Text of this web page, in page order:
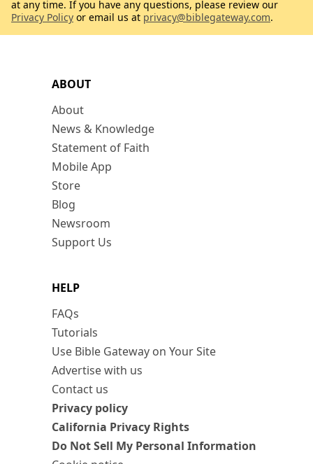
ABOUT
About
News & Knowledge
Statement of Faith
Mobile App
Store
Blog
Newsroom
Support Us
HELP
FAQs
Tutorials
Use Bible Gateway on Your Site
Advertise with us
Contact us
Privacy policy
California Privacy Rights
Do Not Sell My Personal Information
at any time. If you have any questions, please review our
Privacy Policy or email us at privacy@biblegateway.com.